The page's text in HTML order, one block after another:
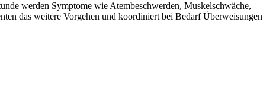
werden Symptome wie Atembeschwerden, Muskelschwäche,
das weitere Vorgehen und koordiniert bei Bedarf Überweisungen